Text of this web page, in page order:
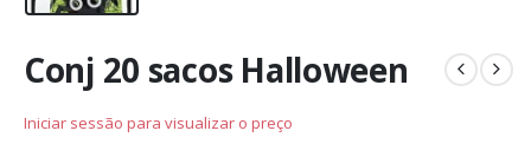
Conj 20 sacos Halloween
Iniciar sessão para visualizar o preço